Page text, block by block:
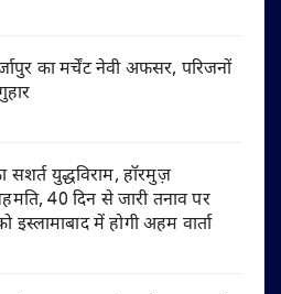
का मर्चेंट नेवी अफसर, परिजनों
युद्धविराम, हॉरमुज़
40 दिन से जारी तनाव पर
इस्लामाबाद में होगी अहम वार्ता